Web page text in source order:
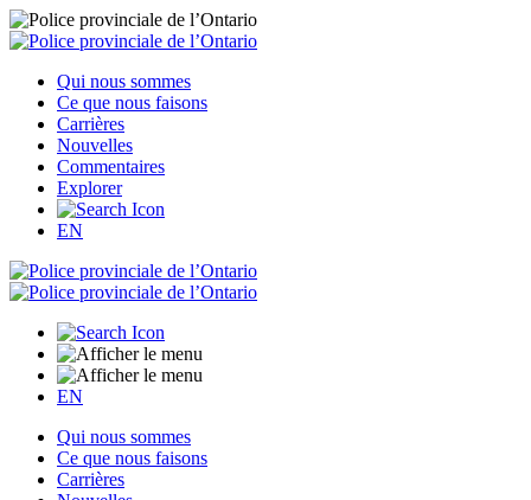
Qui nous sommes
Ce que nous faisons
Carrières
Nouvelles
Commentaires
Explorer
EN
EN
Qui nous sommes
Ce que nous faisons
Carrières